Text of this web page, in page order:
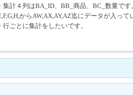
４列はBA_ID、BB_商品、BC_数量です
からAW,AX,AY,AZ迄にデータが入って
をしたいです。